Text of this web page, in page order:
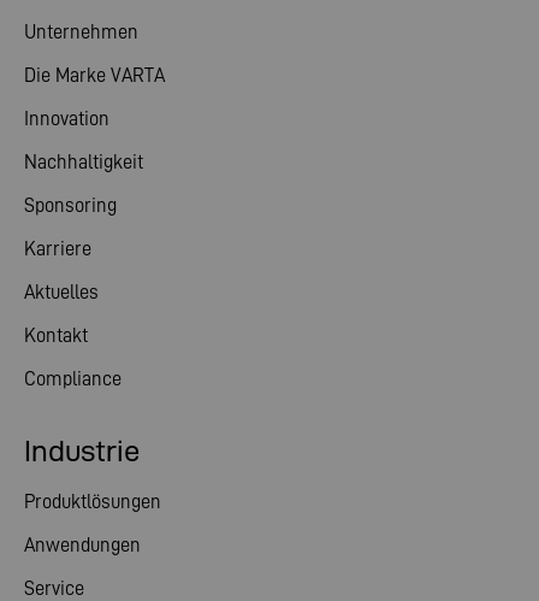
Unternehmen
Die Marke VARTA
Innovation
Nachhaltigkeit
Sponsoring
Karriere
Aktuelles
Kontakt
Compliance
Industrie
Produktlösungen
Anwendungen
Service